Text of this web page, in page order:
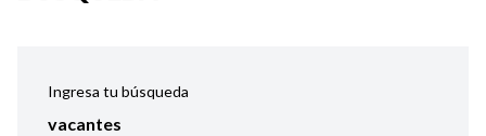
Ingresa tu búsqueda